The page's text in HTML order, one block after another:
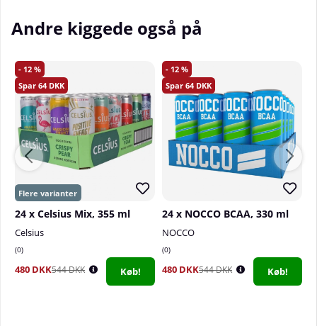
Andre kiggede også på
12
64
24 x Celsius Mix, 355 ml
Celsius
0
480 DKK544 DKK Køb!
12
64
24 x NOCCO BCAA, 330 ml
NOCCO
0
480 DKK544 DKK Køb!